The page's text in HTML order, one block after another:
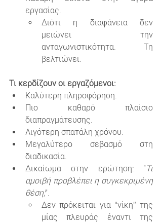
εργασίας.
Διότι η διαφάνεια δεν
μειώνει την
ανταγωνιστικότητα. Τη
βελτιώνει.
Τι κερδίζουν οι εργαζόμενοι:
Καλύτερη πληροφόρηση.
Πιο καθαρό πλαίσιο
διαπραγμάτευσης.
Λιγότερη σπατάλη χρόνου.
Μεγαλύτερο σεβασμό στη
διαδικασία.
Δικαίωμα στην ερώτηση: " Τι
αμοιβή προβλέπει η συγκεκριμένη
θέση;".
Δεν πρόκειται για “νίκη” της
μίας πλευράς έναντι της